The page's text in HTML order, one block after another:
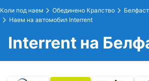
Коли под наем Обединено Кралство
Белфаст
Наем на автомобил Interrent
Interrent на